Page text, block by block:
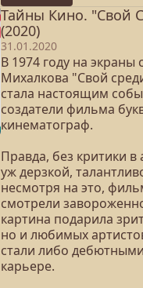
Тайны Кино. "Свой
(2020)
31.01.2020
В 1974 году на
Михалкова "Свой
стала настоящим
создатели фильма
кинематограф.
Правда, без критики
уж дерзкой,
несмотря на это,
смотрели
картина подарила
но и любимых
стали либо
карьере.